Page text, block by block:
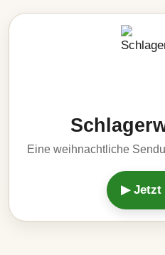
Eine weihnachtliche
▶ Jetzt